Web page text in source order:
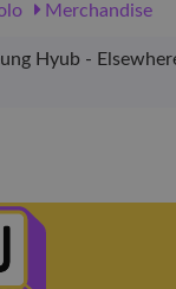
Merchandise
Hyub -